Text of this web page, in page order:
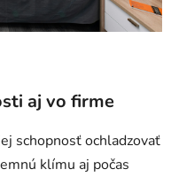
aj vo firme
schopnosť ochladzovať
klímu aj počas